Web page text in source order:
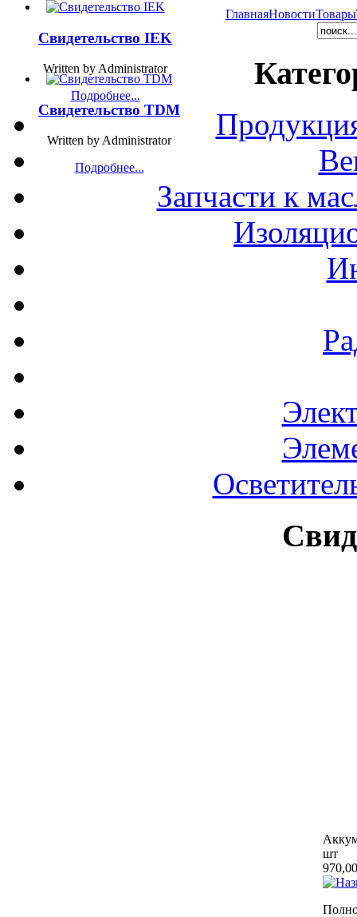
ГлавнаяНовостиТовары
Запчасти к
Свидетельство IEK
Written by Administrator
Подробнее...
Свидетельство TDM
Written by Administrator
Подробнее...
шт